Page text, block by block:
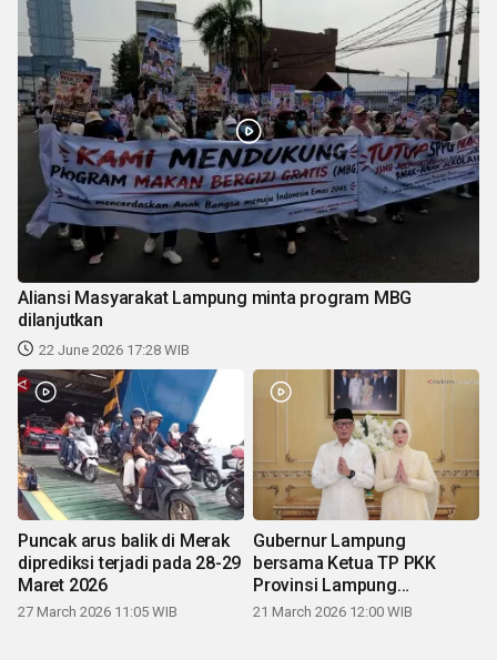
Aliansi Masyarakat Lampung minta program MBG
dilanjutkan
22 June 2026 17:28 WIB
Puncak arus balik di Merak
diprediksi terjadi pada 28-29
Maret 2026
27 March 2026 11:05 WIB
Gubernur Lampung
bersama Ketua TP PKK
Provinsi Lampung
mengucapkan Selamat Hari
21 March 2026 12:00 WIB